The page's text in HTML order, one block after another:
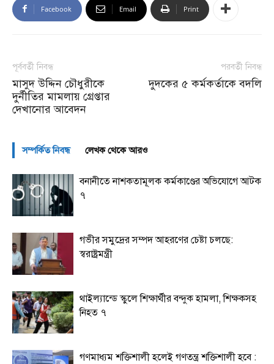
Facebook Email Print
পূর্ববর্তী নিবন্ধ
মাসুদ উদ্দিন চৌধুরীকে
দুর্নীতির মামলায় গ্রেপ্তার
দেখানোর আবেদন
পরবর্তী নিবন্ধ
দুদকের ৫ কর্মকর্তাকে বদলি
সম্পর্কিত নিবন্ধ লেখক থেকে আরও
বনানীতে নাশকতামূলক কর্মকাণ্ডের অভিযোগে আটক
৭
গভীর সমুদ্রের সম্পদ আহরণের চেষ্টা চলছে:
স্বরাষ্ট্রমন্ত্রী
থাইল্যান্ডে স্কুলে শিক্ষার্থীর বন্দুক হামলা, শিক্ষকসহ
নিহত ৭
গণমাধ্যম শক্তিশালী হলেই গণতন্ত্র শক্তিশালী হবে :